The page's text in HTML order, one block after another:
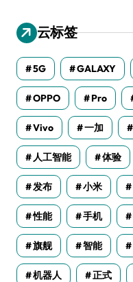
云标签
5G GALAXY
OPPO Pro
Vivo 一加
人工智能 体验
发布 小米
性能 手机
旗舰 智能
机器人 正式